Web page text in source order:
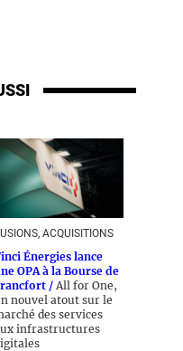
ACQUISITIONS
Énergies lance
OPA à la Bourse de
/All for One,
nouvel atout sur le
des services
infrastructures